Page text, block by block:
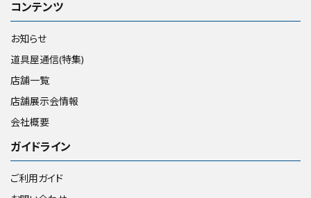
コンテンツ
お知らせ
道具屋通信(特集)
店舗一覧
店舗展示会情報
会社概要
ガイドライン
ご利用ガイド